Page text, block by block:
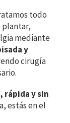
todo
plantar,
mediante
y
cirugía
rápida y sin
estás en el